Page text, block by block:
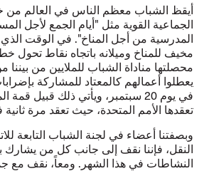
أيقظ الشباب معظم الناس في العالم من
الجماعية القوية مثل "أيام الجمع لأجل
المدرسية من أجل المناخ". في الوقت الذي
مخيف للمناخ وميلانه باتجاه نقاط تحول
محصلتها مناداة الشباب للملايين من
يعطلوا أعمالهم كالمعتاد للمشاركة
في يوم 20 سبتمبر، ويأتي ذلك قبيل
تعقدها الأمم المتحدة، حيث تعقد مرة ثانية في يوم
وبصفتنا أعضاء في لجنة الشباب التابعة
النقل، فإننا نقف إلى جانب كل من
النشاطات في هذا الشهر. ومعاً، نقف مع